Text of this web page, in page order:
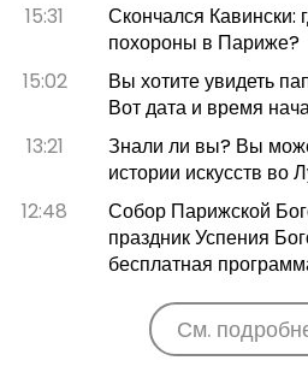
15:31
Скончался Кавински:
похороны в Париже?
15:02
Вы хотите увидеть
Вот дата и время
13:21
Знали ли вы? Вы
истории искусств во
12:48
Собор Парижской
праздник Успения
бесплатная
См.